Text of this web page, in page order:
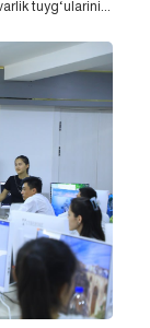
tuyg‘ularini...